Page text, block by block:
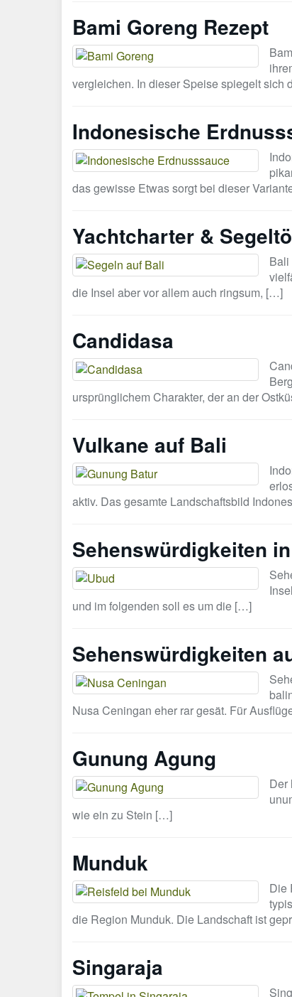
Bami Goreng Rezept
vergleichen. In dieser Speise spiegelt sich
Indonesische
das gewisse Etwas sorgt bei dieser
Yachtcharter &
Bali
die Insel aber vor allem auch ringsum, […]
Candidasa
ursprünglichem Charakter, der an der
Vulkane auf Bali
aktiv. Das gesamte Landschaftsbild
Sehenswürdigkeiten
und im folgenden soll es um die […]
Sehenswürdigkeiten
Nusa Ceningan eher rar gesät. Für
Gunung Agung
Der
wie ein zu Stein […]
Munduk
Die
die Region Munduk. Die Landschaft ist
Singaraja